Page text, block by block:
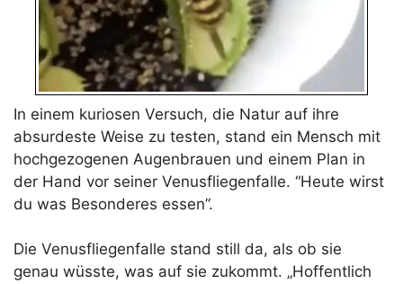
In einem kuriosen Versuch, die Natur auf ihre
absurdeste Weise zu testen, stand ein Mensch mit
hochgezogenen Augenbrauen und einem Plan in
der Hand vor seiner Venusfliegenfalle. “Heute wirst
du was Besonderes essen”.
Die Venusfliegenfalle stand still da, als ob sie
genau wüsste, was auf sie zukommt. „Hoffentlich